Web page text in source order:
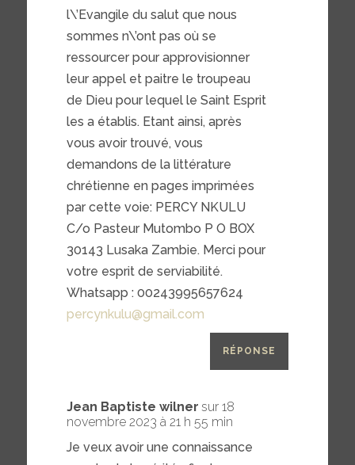
l\’Evangile du salut que nous
sommes n\’ont pas où se
ressourcer pour approvisionner
leur appel et paitre le troupeau
de Dieu pour lequel le Saint Esprit
les a établis. Etant ainsi, après
vous avoir trouvé, vous
demandons de la littérature
chrétienne en pages imprimées
par cette voie: PERCY NKULU
C/o Pasteur Mutombo P O BOX
30143 Lusaka Zambie. Merci pour
votre esprit de serviabilité.
Whatsapp : 00243995657624
percynkulu@gmail.com
RÉPONSE
Jean Baptiste wilner sur 18
novembre 2023 à 21 h 55 min
Je veux avoir une connaissance